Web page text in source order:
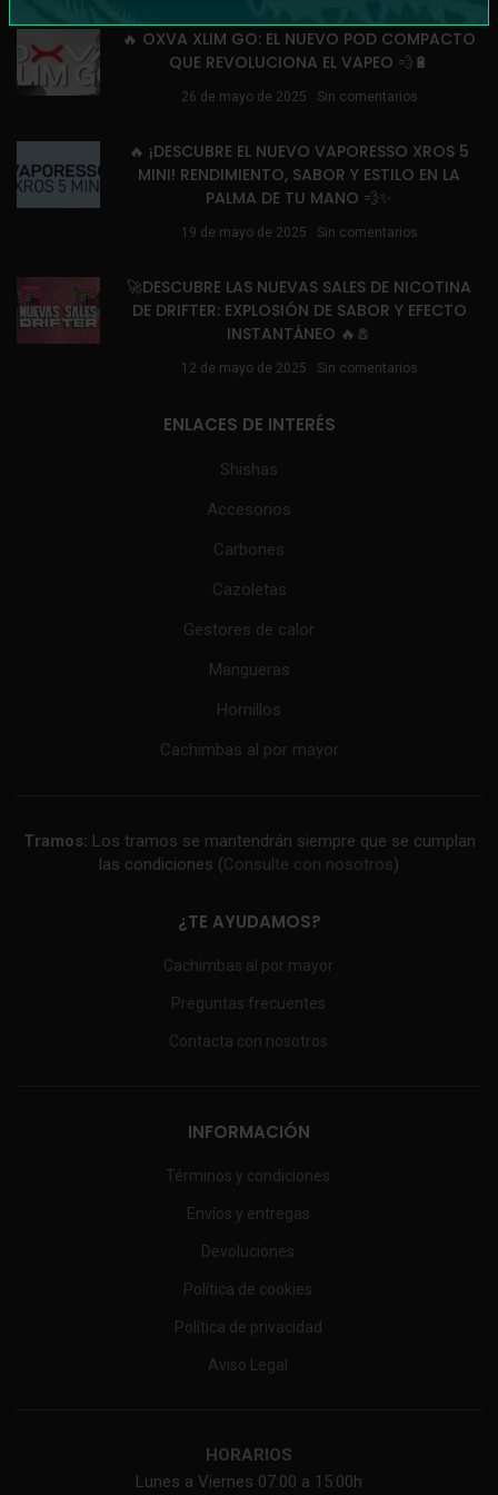
🔥 OXVA XLIM GO: EL NUEVO POD COMPACTO
QUE REVOLUCIONA EL VAPEO 💨🔋
26 de mayo de 2025 Sin comentarios
🔥 ¡DESCUBRE EL NUEVO VAPORESSO XROS 5
MINI! RENDIMIENTO, SABOR Y ESTILO EN LA
PALMA DE TU MANO 💨✨
19 de mayo de 2025 Sin comentarios
🚀DESCUBRE LAS NUEVAS SALES DE NICOTINA
DE DRIFTER: EXPLOSIÓN DE SABOR Y EFECTO
INSTANTÁNEO 🔥🧂
12 de mayo de 2025 Sin comentarios
ENLACES DE INTERÉS
Shishas
Accesorios
Carbones
Cazoletas
Gestores de calor
Mangueras
Hornillos
Cachimbas al por mayor
Tramos: Los tramos se mantendrán siempre que se cumplan
las condiciones (Consulte con nosotros)
¿TE AYUDAMOS?
Cachimbas al por mayor
Preguntas frecuentes
Contacta con nosotros
INFORMACIÓN
Términos y condiciones
Envíos y entregas
Devoluciones
Política de cookies
Política de privacidad
Aviso Legal
HORARIOS
Lunes a Viernes 07:00 a 15:00h